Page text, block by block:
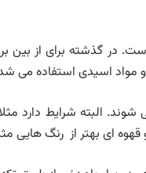
در گذشته برای از
مواد اسیدی استفاده می
البته شرایط دارد
ای بهتر از رنگ هایی